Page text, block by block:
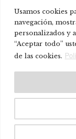
Usamos cookies
navegación,
personalizados y
“Aceptar todo”
de las cookies.
_conee
_baldas
_parban